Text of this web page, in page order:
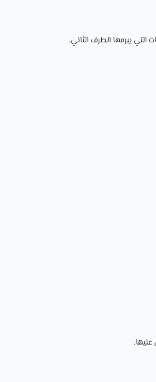
يبرمها الطرف الثاني.